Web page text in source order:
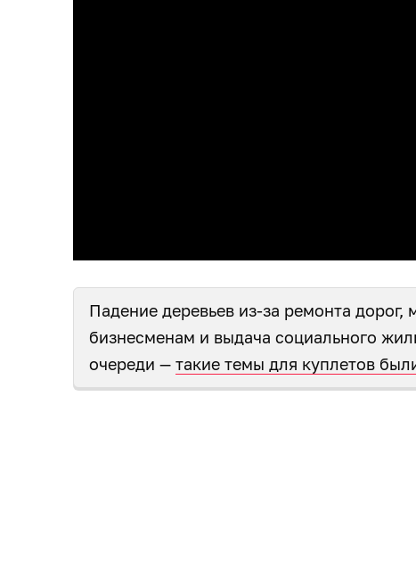
Падение деревьев из-за ремонта
бизнесменам и выдача социального
очереди — такие темы для куплетов